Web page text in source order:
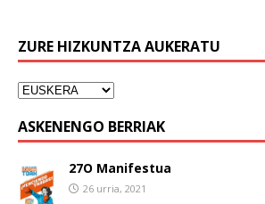
ZURE HIZKUNTZA AUKERATU
ASKENENGO BERRIAK
27O Manifestua
26 urria, 2021